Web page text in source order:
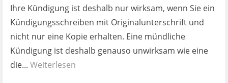
Ihre Kündigung ist deshalb nur wirksam, wenn Sie ein
Kündigungsschreiben mit Originalunterschrift und
nicht nur eine Kopie erhalten. Eine mündliche
Kündigung ist deshalb genauso unwirksam wie eine
die... Weiterlesen